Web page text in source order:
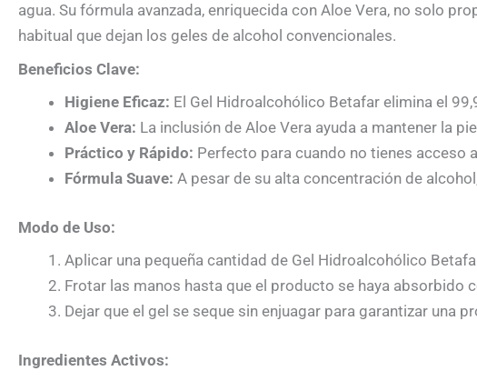
agua. Su fórmula avanzada, enriquecida con Aloe Vera, no solo
habitual que dejan los geles de alcohol convencionales.
Beneficios Clave:
Higiene Eficaz: El Gel Hidroalcohólico Betafar elimina el
Aloe Vera: La inclusión de Aloe Vera ayuda a mantener la
Práctico y Rápido: Perfecto para cuando no tienes acceso
Fórmula Suave: A pesar de su alta concentración de
Modo de Uso:
Aplicar una pequeña cantidad de Gel Hidroalcohólico
Frotar las manos hasta que el producto se haya absorbido
Dejar que el gel se seque sin enjuagar para garantizar una
Ingredientes Activos: